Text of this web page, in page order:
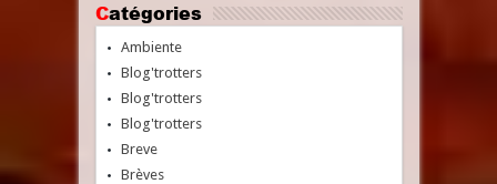
Catégories
Ambiente
Blog'trotters
Blog'trotters
Blog'trotters
Breve
Brèves